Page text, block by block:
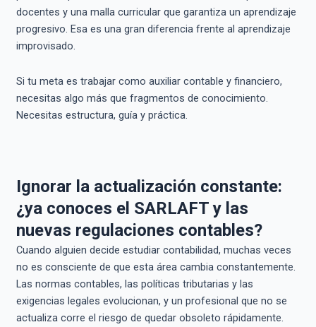
docentes y una malla curricular que garantiza un aprendizaje
progresivo. Esa es una gran diferencia frente al aprendizaje
improvisado.
Si tu meta es trabajar como auxiliar contable y financiero,
necesitas algo más que fragmentos de conocimiento.
Necesitas estructura, guía y práctica.
Ignorar la actualización constante:
¿ya conoces el SARLAFT y las
nuevas regulaciones contables?
Cuando alguien decide estudiar contabilidad, muchas veces
no es consciente de que esta área cambia constantemente.
Las normas contables, las políticas tributarias y las
exigencias legales evolucionan, y un profesional que no se
actualiza corre el riesgo de quedar obsoleto rápidamente.